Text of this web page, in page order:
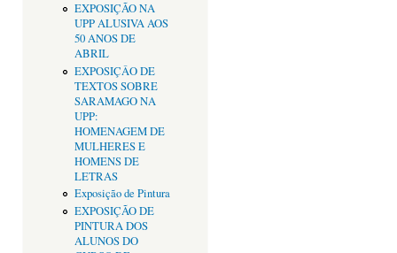
EXPOSIÇÃO NA
UPP ALUSIVA AOS
50 ANOS DE
ABRIL
EXPOSIÇÂO DE
TEXTOS SOBRE
SARAMAGO NA
UPP:
HOMENAGEM DE
MULHERES E
HOMENS DE
LETRAS
Exposição de Pintura
EXPOSIÇÃO DE
PINTURA DOS
ALUNOS DO